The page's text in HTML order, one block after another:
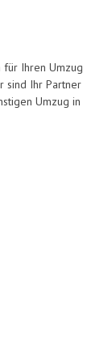
für Ihren Umzug
sind Ihr Partner
Umzug in